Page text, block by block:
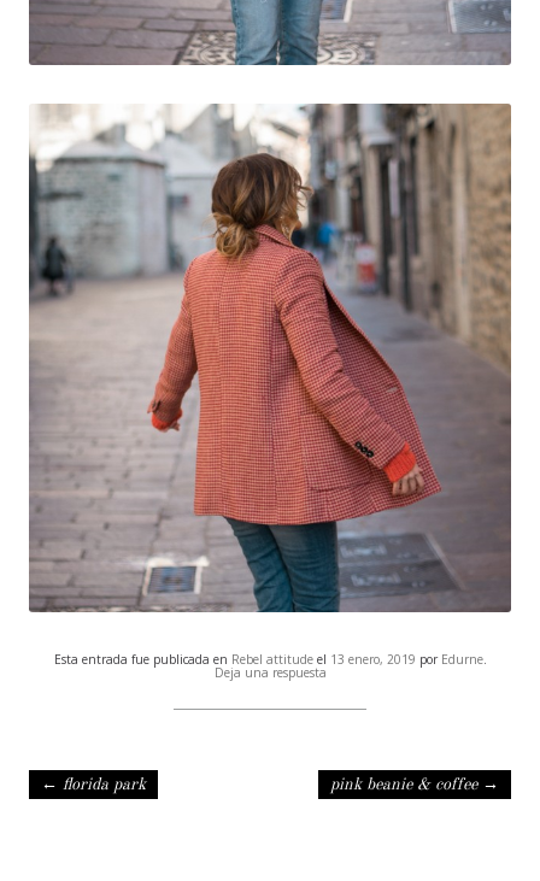
Esta entrada fue publicada en Rebel attitudeel 13 enero, 2019 por Edurne.
Deja una respuesta
Navegación de entradas
← florida park pink beanie & coffee →